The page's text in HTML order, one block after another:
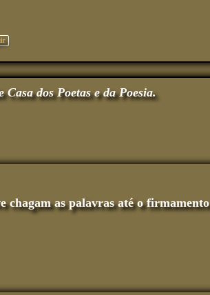
dos Poetas e da Poesia.
chagam as palavras até o firmamento